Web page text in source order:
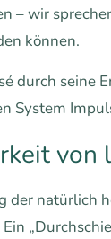
– wir
können.
durch seine
System
von
der natürlich